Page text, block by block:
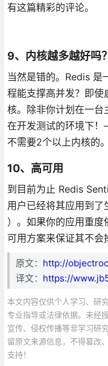
有这篇精彩的评论。
9、内核越多越好吗？
当然是错的。Redis 是
程能支撑高并发？即使
核。除非你计划在一
在开发测试的环境下
不需要2个以上内核的。
10、高可用
到目前为止 Redis
用户已经将其应用到
）。如果你的应用重
可用方案来保证其不会
原文： http://
译文： https://
本文内容仅供个人学习、研
专业指导或法律依据。未经
宣传、侵权传播等非学习研
留原文来源信息，不得篡改
支持！